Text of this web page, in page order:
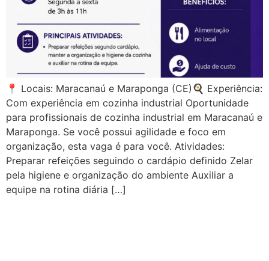
📍 Locais: Maracanaú e Maraponga (CE)🍳 Experiência:
Com experiência em cozinha industrial Oportunidade
para profissionais de cozinha industrial em Maracanaú e
Maraponga. Se você possui agilidade e foco em
organização, esta vaga é para você. Atividades:
Preparar refeições seguindo o cardápio definido Zelar
pela higiene e organização do ambiente Auxiliar a
equipe na rotina diária […]